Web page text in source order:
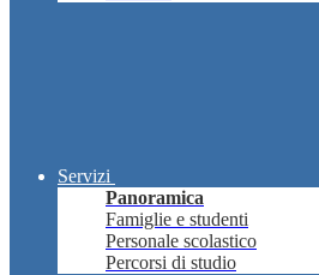
Servizi
Panoramica
Famiglie e studenti
Personale scolastico
Percorsi di studio